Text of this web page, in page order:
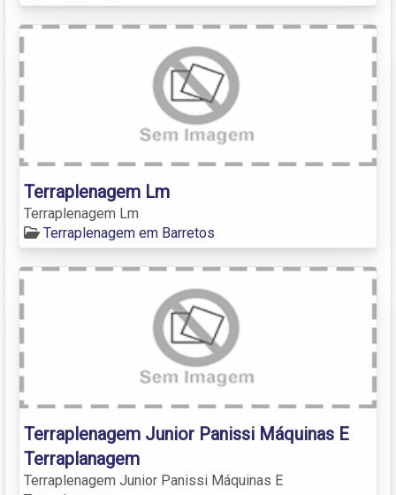
Terraplenagem Lm
Terraplenagem Lm
Terraplenagem em Barretos
Terraplenagem Junior Panissi Máquinas E
Terraplanagem
Terraplenagem Junior Panissi Máquinas E